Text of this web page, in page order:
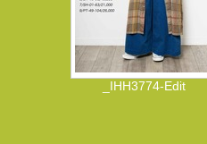
_IHH3774-Edit